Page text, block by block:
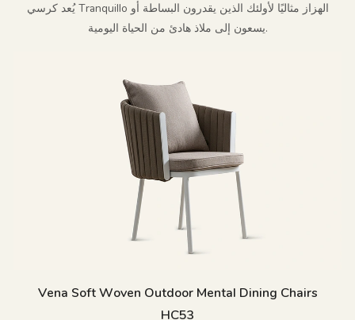
يُعد كرسي Tranquillo الهزاز مثاليًا لأولئك الذين يقدرون البساطة أو
يسعون إلى ملاذ هادئ من الحياة اليومية.
Vena Soft Woven Outdoor Mental Dining Chairs
HC53